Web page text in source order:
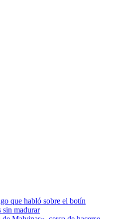
que habló sobre el botín
sin madurar